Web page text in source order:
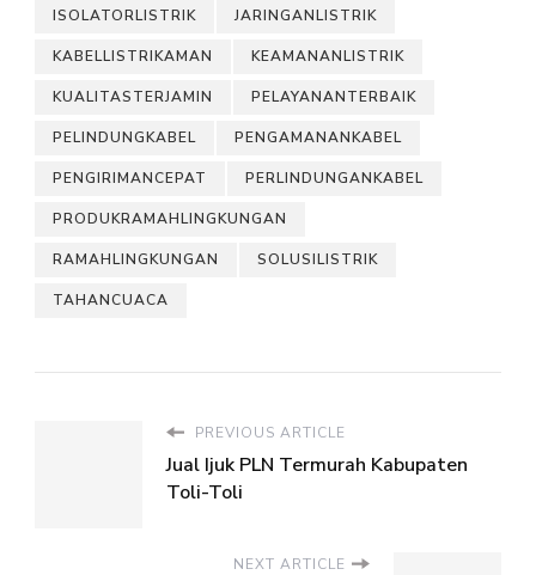
ISOLATORLISTRIK JARINGANLISTRIK
KABELLISTRIKAMAN KEAMANANLISTRIK
KUALITASTERJAMIN PELAYANANTERBAIK
PELINDUNGKABEL PENGAMANANKABEL
PENGIRIMANCEPAT PERLINDUNGANKABEL
PRODUKRAMAHLINGKUNGAN
RAMAHLINGKUNGAN SOLUSILISTRIK
TAHANCUACA
PREVIOUS ARTICLE
Jual Ijuk PLN Termurah Kabupaten
Toli-Toli
NEXT ARTICLE